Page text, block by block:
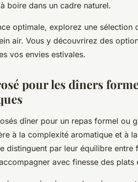
boire dans un cadre naturel.
optimale, explorez une sélection
air. Vous y découvrirez des
vos envies estivales.
pour les dîners
dîner pour un repas formel ou
à la complexité aromatique et à
distinguent par leur équilibre entre
avec finesse des plats